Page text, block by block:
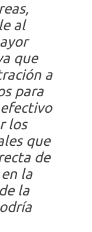
al
que
a
para
los
que
de
la
la